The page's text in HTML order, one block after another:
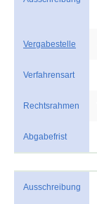
Vergabestelle
Verfahrensart
Rechtsrahmen
Abgabefrist
Ausschreibung